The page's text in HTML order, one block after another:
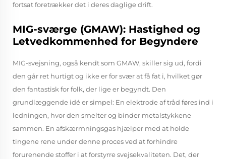
fortsat foretrækker det i deres daglige drift.
MIG-sværge (GMAW): Hastighed og
Letvedkommenhed for Begyndere
MIG-svejsning, også kendt som GMAW, skiller sig ud, fordi
den går ret hurtigt og ikke er for svær at få fat i, hvilket gør
den fantastisk for folk, der lige er begyndt. Den
grundlæggende idé er simpel: En elektrode af tråd føres ind i
ledningen, hvor den smelter og binder metalstykkene
sammen. En afskærmningsgas hjælper med at holde
tingene rene under denne proces ved at forhindre
forurenende stoffer i at forstyrre svejsekvaliteten. Det, der